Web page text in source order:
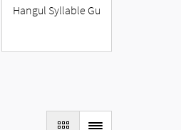
Hangul Syllable Gu